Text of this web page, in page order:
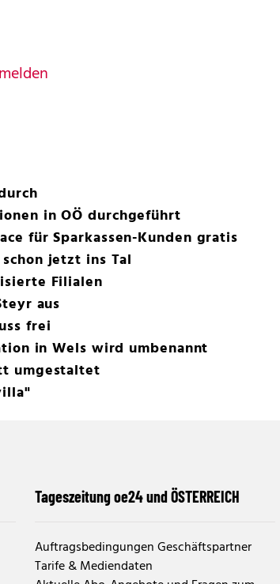
in OÖ durchgeführt
für Sparkassen-Kunden gratis
jetzt ins Tal
Filialen
aus
frei
in Wels wird umbenannt
umgestaltet
Tageszeitung oe24 und ÖSTERREICH
Auftragsbedingungen Geschäftspartner
Tarife & Mediendaten